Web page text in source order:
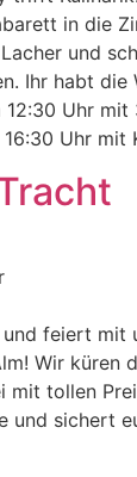
in die
und
Ihr habt die
Uhr mit
Uhr mit
feiert mit
Wir küren
mit tollen
und sichert